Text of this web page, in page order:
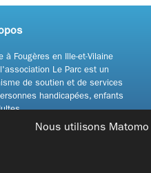
à Fougères en Ille-et-Vilaine
Le Parc est un
de soutien et de services
handicapées, enfants
Nous utilisons